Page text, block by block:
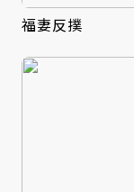
福妻反撲